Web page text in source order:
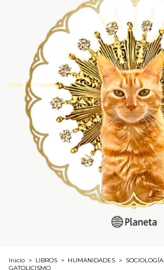
Inicio > LIBROS > HUMANIDADES > SOCIOLOGÍA
GATOLICISMO